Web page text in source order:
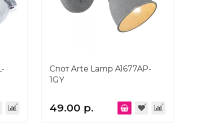
Спот Arte Lamp A1677AP-
1GY
49.00 р.